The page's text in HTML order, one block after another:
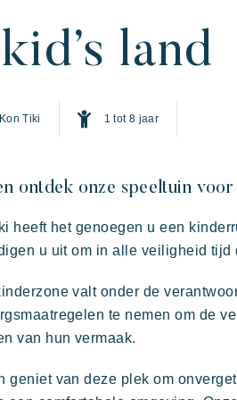
de la mer
Villages
De
Deel in
land
Kon Tiki 1 tot 8 jaar
ontdek onze speeltuin
heeft het genoegen u een
u uit om in alle veiligheid tijd
valt onder de
te nemen om de
van hun vermaak.
geniet van deze plek om